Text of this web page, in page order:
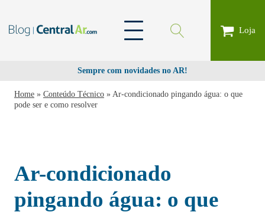
Loja
Sempre com novidades no AR!
Home » Conteúdo Técnico » Ar-condicionado pingando água: o que
pode ser e como resolver
Ar-condicionado
pingando água: o que